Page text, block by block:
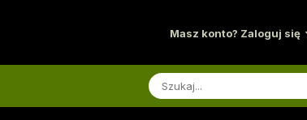
Masz konto? Zaloguj się